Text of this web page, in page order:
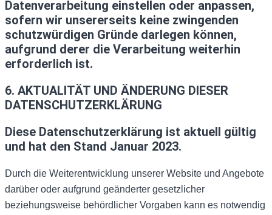
Datenverarbeitung einstellen oder anpassen,
sofern wir unsererseits keine zwingenden
schutzwürdigen Gründe darlegen können,
aufgrund derer die Verarbeitung weiterhin
erforderlich ist.
6. AKTUALITÄT UND ÄNDERUNG DIESER
DATENSCHUTZERKLÄRUNG ​
Diese Datenschutzerklärung ist aktuell gültig
und hat den Stand Januar 2023.
Durch die Weiterentwicklung unserer Website und Angebote
darüber oder aufgrund geänderter gesetzlicher
beziehungsweise behördlicher Vorgaben kann es notwendig